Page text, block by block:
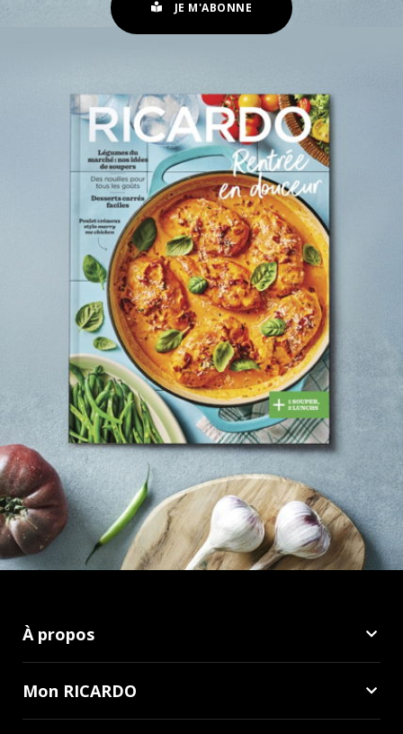
JE M'ABONNE
À propos
Mon RICARDO